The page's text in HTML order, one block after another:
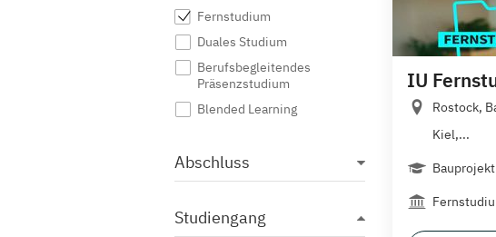
Fernstudium
Duales Studium
Berufsbegleitendes
Präsenzstudium
Blended Learning
Abschluss
Studiengang
IU
Rostock,
Kiel,...